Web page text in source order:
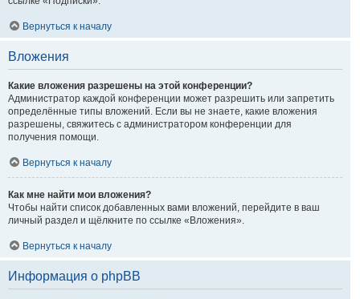
Вернуться к началу
Вложения
Какие вложения разрешены на этой конференции?
Администратор каждой конференции может разрешить или запретить
определённые типы вложений. Если вы не знаете, какие вложения
разрешены, свяжитесь с администратором конференции для
получения помощи.
Вернуться к началу
Как мне найти мои вложения?
Чтобы найти список добавленных вами вложений, перейдите в ваш
личный раздел и щёлкните по ссылке «Вложения».
Вернуться к началу
Информация о phpBB